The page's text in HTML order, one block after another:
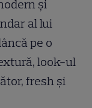
și
al lui
pe o
look-ul
fresh și